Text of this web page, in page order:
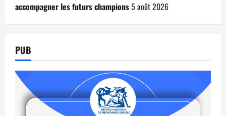
accompagner les futurs champions5 août 2026
PUB